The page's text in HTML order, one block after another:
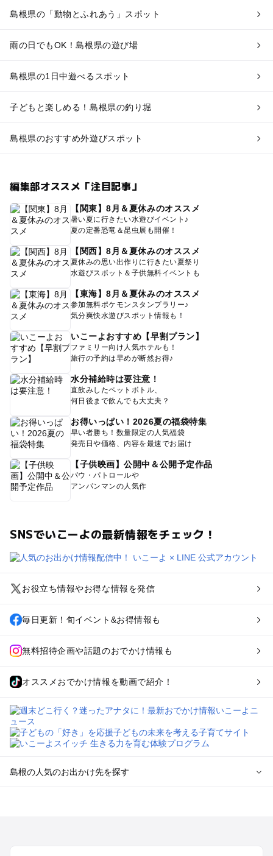
島根県の「動物とふれあう」スポット
雨の日でもOK！島根県の遊び場
島根県の1日中遊べるスポット
子どもと楽しめる！島根県の釣り堀
島根県のおすすめ外遊びスポット
編集部オススメ「注目記事」
【関東】8月＆夏休みのオススメ
暑い夏に行きたい水遊びイベント♪
夏の定番恐竜＆昆虫展も開催！
【関西】8月＆夏休みのオススメ
夏休みの思い出作りに行きたい夏祭り
水遊びスポット＆子供無料イベントも
【東海】8月＆夏休みのオススメ
参加無料ポケモンスタンプラリー♪
気分爽快水遊びスポット情報も！
いこーよおすすめ【早割プラン】
ファミリー向け人気ホテルも！
旅行の予約は早めが断然お得♪
水分補給時は要注意！
直飲みしたペットボトル、
何日後まで飲んでも大丈夫？
お得いっぱい！2026夏の福袋特集
早い者勝ち！数量限定の人気福袋
発売日や価格、内容を最速でお届け
【子供映画】公開中＆公開予定作品
パウ・パトロールや
アンパンマンの人気作
SNSでいこーよの最新情報をチェック！
お役立ち情報やお得な情報を発信
毎日更新！旬イベント&お得情報も
無料招待企画や話題のおでかけ情報も
オススメおでかけ情報を動画で紹介！
島根の人気のお出かけ先を探す